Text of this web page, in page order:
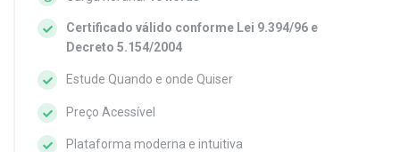
Certificado válido conforme Lei 9.394/96 e
Decreto 5.154/2004
Estude Quando e onde Quiser
Preço Acessível
Plataforma moderna e intuitiva